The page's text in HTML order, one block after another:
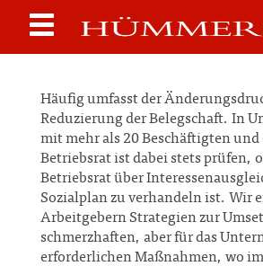
Häufig umfasst der
Reduzierung der Belegschaft. In
mit mehr als 20 Beschäftigten und
Betriebsrat ist dabei stets prüfen,
Betriebsrat über
Sozialplan zu verhandeln ist. Wir
Arbeitgebern Strategien zur
schmerzhaften, aber für das
erforderlichen Maßnahmen, wo